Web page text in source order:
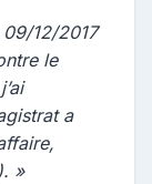
12/2017
le
a
»